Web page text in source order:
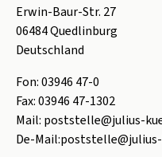
Erwin-Baur-Str. 27
06484Quedlinburg
Deutschland
Fon:03946 47-0
Fax:03946 47-1302
Mail: poststelle@julius-
De-Mail: